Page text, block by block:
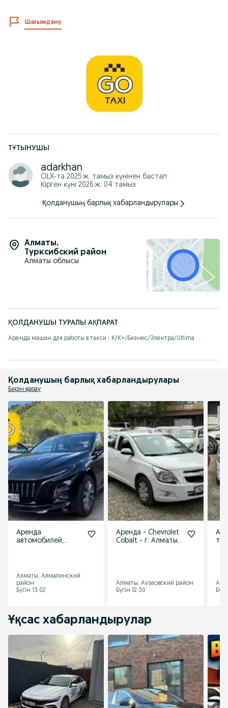
Шағымдану
ТҰТЫНУШЫ
adarkhan
OLX-та 2025 ж. тамыз күнінен бастап
Кірген күні 2026 ж. 04 тамыз
Қолданушың барлық хабарландырулары
Алматы,
Турксибский район
Алматы облысы
ҚОЛДАНУШЫ ТУРАЛЫ АҚПАРАТ
Аренда машин для работы в такси - К/К+/Бизнес/Электра/Ultima
Қолданушың барлық хабарландырулары
Бәрін қарау
Аренда
автомобилей,
Алматы, Алмалинский
район
Бүгін 13:02
Аренда - Chevrolet
Cobalt - г. Алматы
Алматы, Ауэзовский район
Бүгін 12:30
Ұқсас хабарландырулар